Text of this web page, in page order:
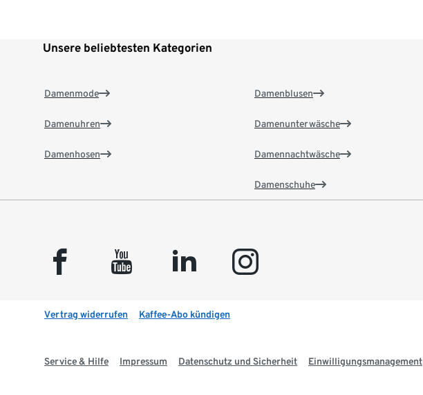
Unsere beliebtesten Kategorien
Damenmode
Damenuhren
Damenhosen
Damenblusen
Damenunterwäsche
Damennachtwäsche
Damenschuhe
facebook youtube linkedin instagram
Vertrag widerrufen Kaffee-Abo kündigen
Service & Hilfe Impressum Datenschutz und Sicherheit Einwilligungsmanagement